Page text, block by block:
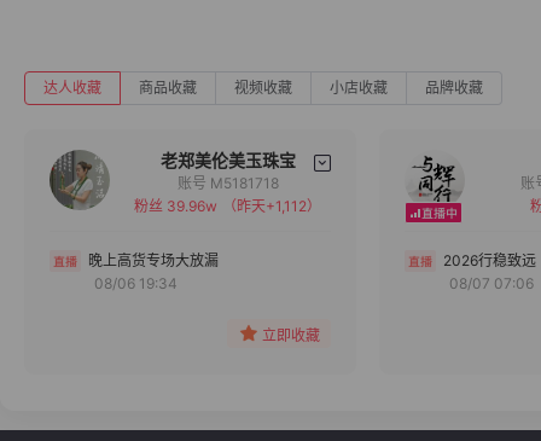
达人收藏 商品收藏 视频收藏 小店收藏 品牌收藏
老郑美伦美玉珠宝
备注
分组
账号 M5181718
粉丝 39.96w
（昨天+1,112）
晚上高货专场大放漏
08/06 19:34
立即收藏
2026行稳致远
08/07 07:06